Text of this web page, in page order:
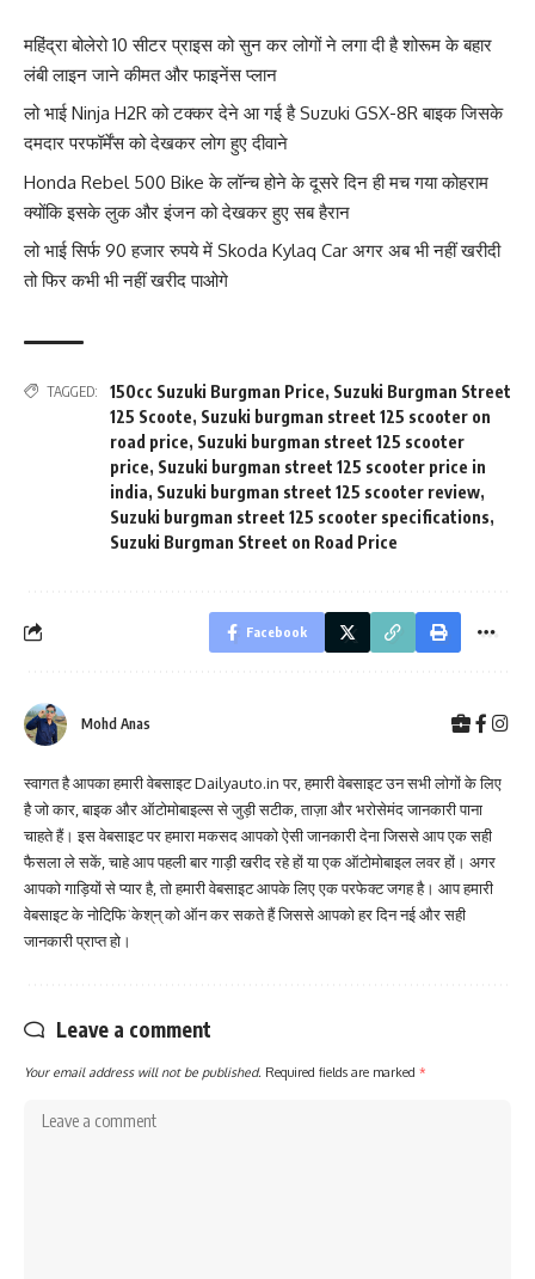
महिंद्रा बोलेरो 10 सीटर प्राइस को सुन कर लोगों ने लगा दी है शोरूम के बहार
लंबी लाइन जाने कीमत और फाइनेंस प्लान
लो भाई Ninja H2R को टक्कर देने आ गई है Suzuki GSX-8R बाइक जिसके
दमदार परफॉर्मेंस को देखकर लोग हुए दीवाने
Honda Rebel 500 Bike के लॉन्च होने के दूसरे दिन ही मच गया कोहराम
क्योंकि इसके लुक और इंजन को देखकर हुए सब हैरान
लो भाई सिर्फ 90 हजार रुपये में Skoda Kylaq Car अगर अब भी नहीं खरीदी
तो फिर कभी भी नहीं खरीद पाओगे
TAGGED: 150cc Suzuki Burgman Price, Suzuki Burgman Street
125 Scoote, Suzuki burgman street 125 scooter on
road price, Suzuki burgman street 125 scooter
price, Suzuki burgman street 125 scooter price in
india, Suzuki burgman street 125 scooter review,
Suzuki burgman street 125 scooter specifications,
Suzuki Burgman Street on Road Price
Facebook
Mohd Anas
स्वागत है आपका हमारी वेबसाइट Dailyauto.in पर, हमारी वेबसाइट उन सभी लोगों के लिए
है जो कार, बाइक और ऑटोमोबाइल्स से जुड़ी सटीक, ताज़ा और भरोसेमंद जानकारी पाना
चाहते हैं। इस वेबसाइट पर हमारा मकसद आपको ऐसी जानकारी देना जिससे आप एक सही
फैसला ले सकें, चाहे आप पहली बार गाड़ी खरीद रहे हों या एक ऑटोमोबाइल लवर हों। अगर
आपको गाड़ियों से प्यार है, तो हमारी वेबसाइट आपके लिए एक परफेक्ट जगह है। आप हमारी
वेबसाइट के नोटिफि़ˈकेश्‌न्‌ को ऑन कर सकते हैं जिससे आपको हर दिन नई और सही
जानकारी प्राप्त हो।
Leave a comment
Your email address will not be published. Required fields are marked *